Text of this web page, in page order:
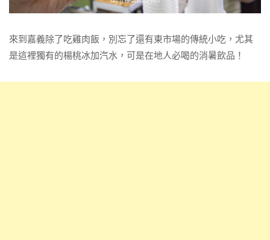
來到嘉義除了吃雞肉飯，別忘了還有東市場的傳統小吃，尤其
是這裡獨有的楊桃冰加汽水，可是在地人必喝的消暑飲品！